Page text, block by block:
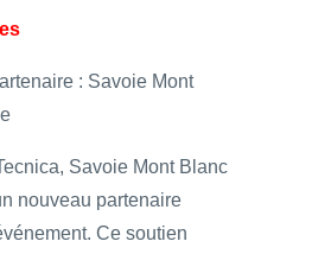
: Savoie Mont
Savoie Mont Blanc
nouveau partenaire
Ce soutien